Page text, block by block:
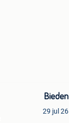
Bieden
29 jul 26